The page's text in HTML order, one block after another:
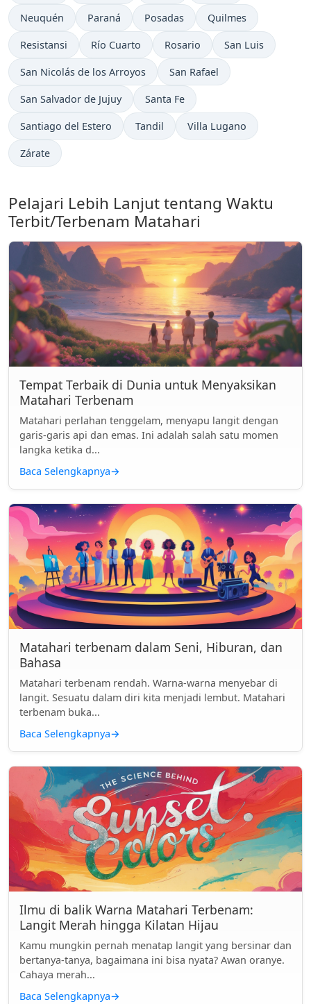
Neuquén Paraná Posadas Quilmes
Resistansi Río Cuarto Rosario San Luis
San Nicolás de los Arroyos San Rafael
San Salvador de Jujuy Santa Fe
Santiago del Estero Tandil Villa Lugano
Zárate
Pelajari Lebih Lanjut tentang Waktu
Terbit/Terbenam Matahari
Tempat Terbaik di Dunia untuk Menyaksikan
Matahari Terbenam
Matahari perlahan tenggelam, menyapu langit dengan
garis-garis api dan emas. Ini adalah salah satu momen
langka ketika d...
Baca Selengkapnya→
Matahari terbenam dalam Seni, Hiburan, dan
Bahasa
Matahari terbenam rendah. Warna-warna menyebar di
langit. Sesuatu dalam diri kita menjadi lembut. Matahari
terbenam buka...
Baca Selengkapnya→
Ilmu di balik Warna Matahari Terbenam:
Langit Merah hingga Kilatan Hijau
Kamu mungkin pernah menatap langit yang bersinar dan
bertanya-tanya, bagaimana ini bisa nyata? Awan oranye.
Cahaya merah...
Baca Selengkapnya→